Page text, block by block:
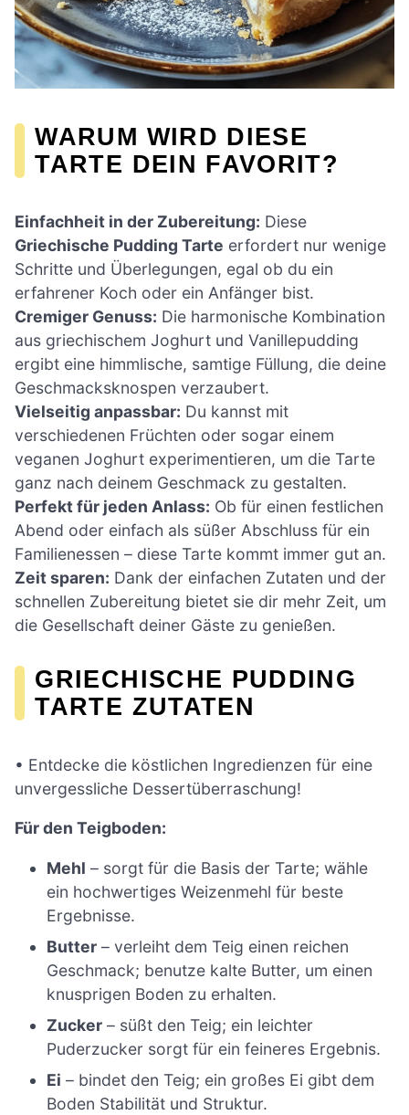
WARUM WIRD DIESE
TARTE DEIN FAVORIT?
Einfachheit in der Zubereitung: Diese
Griechische Pudding Tarte erfordert nur wenige
Schritte und Überlegungen, egal ob du ein
erfahrener Koch oder ein Anfänger bist.
Cremiger Genuss: Die harmonische Kombination
aus griechischem Joghurt und Vanillepudding
ergibt eine himmlische, samtige Füllung, die deine
Geschmacksknospen verzaubert.
Vielseitig anpassbar: Du kannst mit
verschiedenen Früchten oder sogar einem
veganen Joghurt experimentieren, um die Tarte
ganz nach deinem Geschmack zu gestalten.
Perfekt für jeden Anlass: Ob für einen festlichen
Abend oder einfach als süßer Abschluss für ein
Familienessen – diese Tarte kommt immer gut an.
Zeit sparen: Dank der einfachen Zutaten und der
schnellen Zubereitung bietet sie dir mehr Zeit, um
die Gesellschaft deiner Gäste zu genießen.
GRIECHISCHE PUDDING
TARTE ZUTATEN
• Entdecke die köstlichen Ingredienzen für eine
unvergessliche Dessertüberraschung!
Für den Teigboden:
Mehl – sorgt für die Basis der Tarte; wähle
ein hochwertiges Weizenmehl für beste
Ergebnisse.
Butter – verleiht dem Teig einen reichen
Geschmack; benutze kalte Butter, um einen
knusprigen Boden zu erhalten.
Zucker – süßt den Teig; ein leichter
Puderzucker sorgt für ein feineres Ergebnis.
Ei – bindet den Teig; ein großes Ei gibt dem
Boden Stabilität und Struktur.